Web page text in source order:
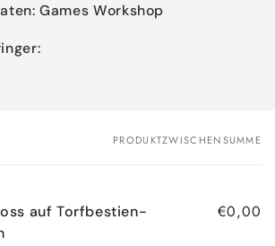
Games Workshop
PRODUKTZWISCHENSUMME
auf Torfbestien-
€0,00